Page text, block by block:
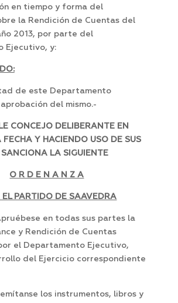
en tiempo y forma del
la Rendición de Cuentas del
2013, por parte del
Ejecutivo, y:
de este Departamento
del mismo.-
CONCEJO DELIBERANTE EN
FECHA Y HACIENDO USO DE SUS
SANCIONA LA SIGUIENTE
O R D E N A N Z A
EL PARTIDO DE SAAVEDRA
en todas sus partes la
y Rendición de Cuentas
el Departamento Ejecutivo,
del Ejercicio correspondiente
los instrumentos, libros y